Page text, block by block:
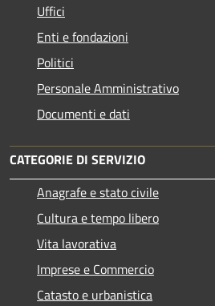
Uffici
Enti e fondazioni
Politici
Personale Amministrativo
Documenti e dati
CATEGORIE DI SERVIZIO
Anagrafe e stato civile
Cultura e tempo libero
Vita lavorativa
Imprese e Commercio
Catasto e urbanistica